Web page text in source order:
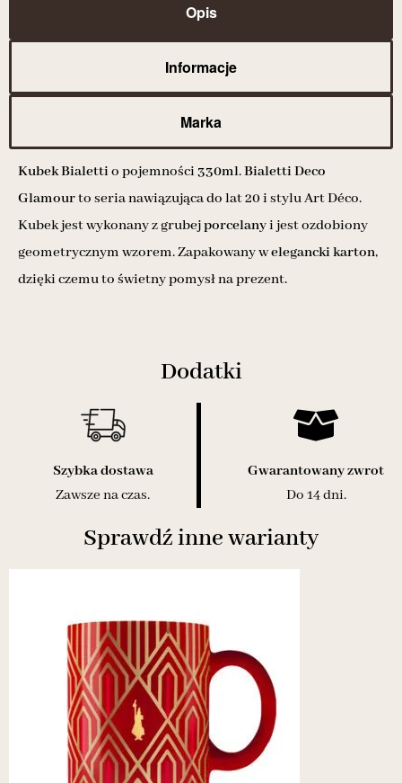
Opis
Informacje
Marka
Kubek Bialettio pojemności330ml.Bialetti Deco
Glamourto seria nawiązująca do lat 20 i stylu Art Déco.
Kubek jest wykonany z grubejporcelanyi jest ozdobiony
geometrycznym wzorem. Zapakowany welegancki karton,
dzięki czemu to świetny pomysł na prezent.
Dodatki
Szybka dostawa
Zawsze na czas.
Gwarantowany zwrot
Do 14 dni.
Sprawdź inne warianty